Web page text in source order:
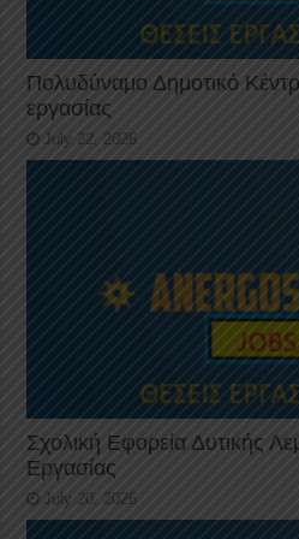
Πολυδύναμο Δημοτικό
εργασίας
July 22, 2026
Σχολική Εφορεία Δυτικής
Εργασίας
July 20, 2026